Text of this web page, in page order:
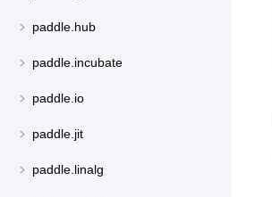
paddle.hub
paddle.incubate
paddle.io
paddle.jit
paddle.linalg